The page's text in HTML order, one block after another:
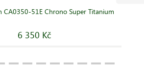
CA0350-51E Chrono Super Titanium
6 350 Kč